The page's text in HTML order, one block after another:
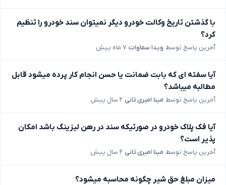
با گذشتن تاریخ وکالت خودرو دیگر نمیتوان سند خودرو را تنظیم
کرد؟
آخرین پاسخ توسط ویدا سماوات ۷ ماه پیش
آیا سفته ای که بابت ضمانت یا حسن انجام کار پرده میشود قابل
مطالبه میباشد؟
آخرین پاسخ توسط مینا امیری ثانی ۲ سال پیش
آیا فک پلاک خودرو در صورتیکه سند در رهن لیزینگ باشد امکان
پذیر است؟
آخرین پاسخ توسط مینا امیری ثانی ۲ سال پیش
میزان مبلغ حق شیر چگونه محاسبه میشود؟